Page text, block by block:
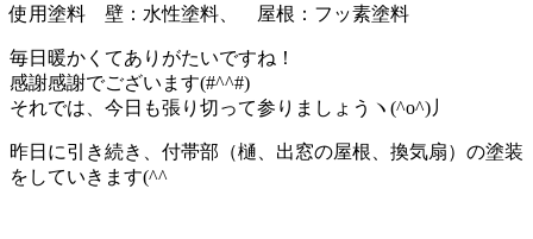
使用塗料 壁：水性塗料、 屋根：フッ素塗料
毎日暖かくてありがたいですね！
感謝感謝でございます(#^^#)
それでは、今日も張り切って参りましょうヽ(^o^)丿
昨日に引き続き、付帯部（樋、出窓の屋根、換気扇）の塗装
をしていきます(^^ゞ